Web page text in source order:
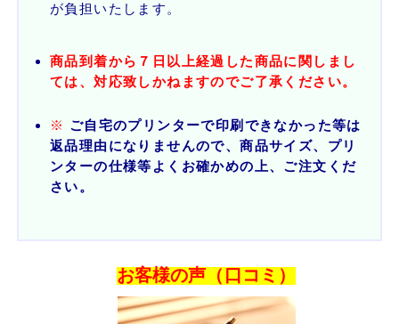
が負担いたします。
商品到着から７日以上経過した商品に関しまし
ては、対応致しかねますのでご了承ください。
※ ご自宅のプリンターで印刷できなかった等は
返品理由になりませんので、商品サイズ、プリ
ンターの仕様等よくお確かめの上、ご注文くだ
さい。
お客様の声（口コミ）